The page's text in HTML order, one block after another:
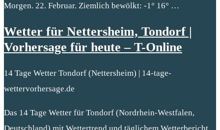
Morgen. 22. Februar. Ziemlich bewölkt: -1° 16° …
Wetter für Nettersheim, Tondorf |
Vorhersage für heute – T-Online
14 Tage Wetter Tondorf (Nettersheim) | 14-tage-
wettervorhersage.de
Das 14 Tage Wetter für Tondorf (Nordrhein-Westfalen,